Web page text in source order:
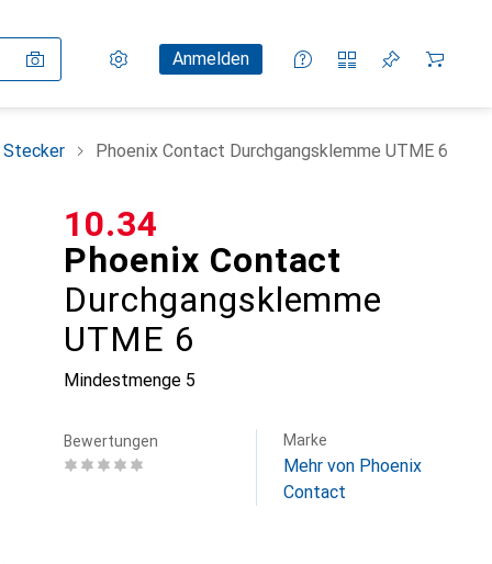
Einstellungen
KundenkontoAnmelden
Vergleichslisten
Merklisten
Warenkorb
Stecker Phoenix Contact Durchgangsklemme UTME 6
Phoenix Contact
Durchgangsklemme
UTME 6
Mindestmenge 5
CHF
10.34
Bewertungen Marke
Mehr von Phoenix
Contact